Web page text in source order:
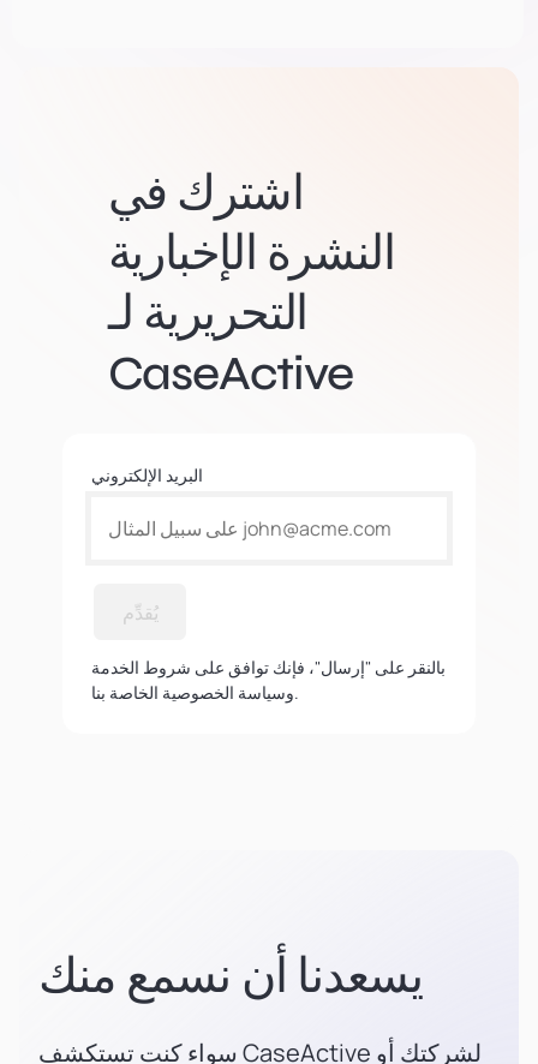
اشترك في
النشرة الإخبارية
التحريرية لـ
CaseActive
البريد الإلكتروني
يُقدِّم
بالنقر على "إرسال"، فإنك توافق على شروط الخدمة
وسياسة الخصوصية الخاصة بنا.
يسعدنا أن نسمع منك
سواء كنت تستكشف CaseActive لشركتك أو